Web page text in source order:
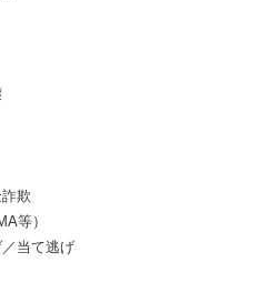
欺
等）
当て逃げ